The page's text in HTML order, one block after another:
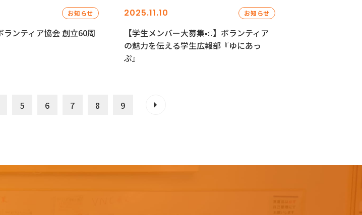
お知らせ
ランティア協会 創立60周
2025.11.10 お知らせ
【学生メンバー大募集📣】ボランティア
の魅力を伝える学生広報部『ゆにあっ
ぷ』
5 6 7 8 9